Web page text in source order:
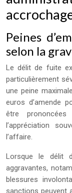
Peines
selon la
Le délit de fuite
particulièrement
une peine
euros d’amende
être
l’appréciation
l’affaire.
Lorsque le délit
aggravantes,
blessures
sanctions peuvent